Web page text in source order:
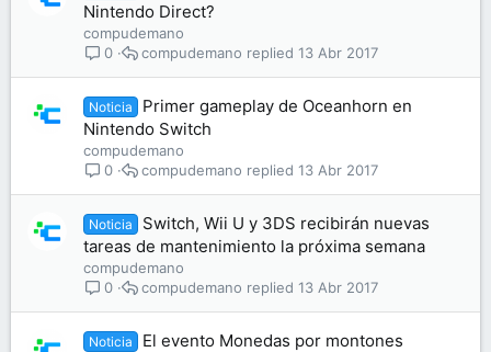
Nintendo Direct?
compudemano
0
13 Abr 2017
compudemano
Noticia
Primer gameplay de Oceanhorn en
Nintendo Switch
compudemano
0
13 Abr 2017
compudemano
Noticia
Switch, Wii U y 3DS recibirán nuevas
tareas de mantenimiento la próxima semana
compudemano
0
13 Abr 2017
compudemano
Noticia
El evento Monedas por montones